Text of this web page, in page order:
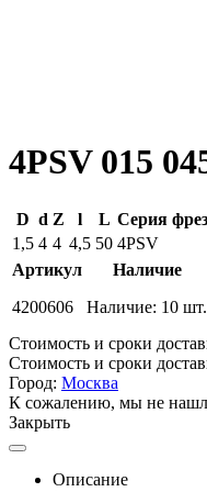
4PSV 015
D d Z l L Серия фрез
1,5 4 4 4,5 50 4PSV
Артикул
Наличие
4200606
Наличие: 10 шт.
Стоимость и сроки
Стоимость и сроки
Город: Москва
К сожалению, мы не
Закрыть
Описание